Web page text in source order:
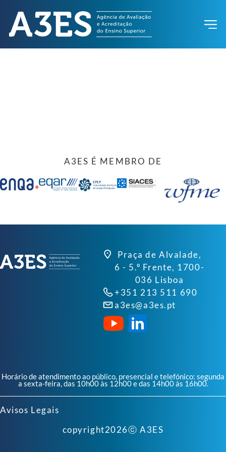
A3ES É MEMBRO DE
Praça de Alvalade,
6 - 5.º Frente, 1700-
036 Lisboa
+351 213 511 690
a3es@a3es.pt
Horário de atendimento ao público, presencial e telefónico: segunda
a sexta-feira, das 10h00 às 12h00 e das 14h00 às 16h00.
Avisos Legais
copyright2026ⓒ A3ES